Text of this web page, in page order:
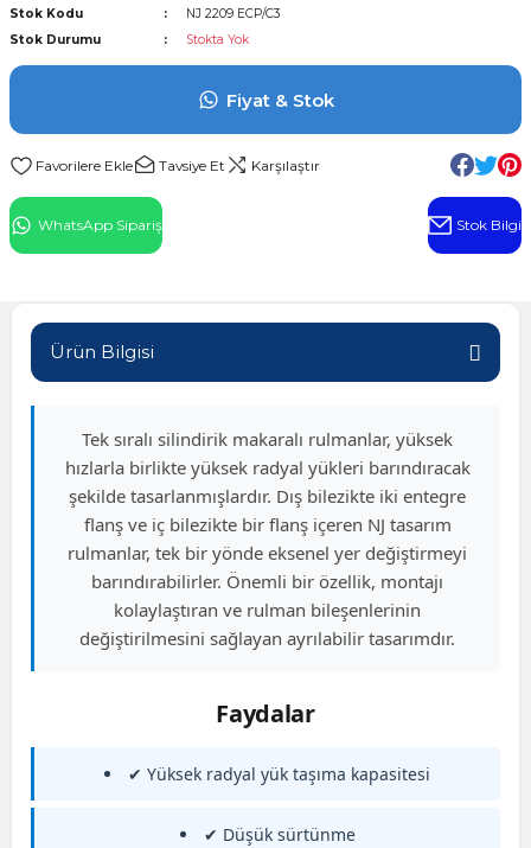
Rulman
Stok Kodu
NJ 2209 ECP/C3
Stok Durumu
Stokta Yok
Fiyat & Stok
Tavsiye Et Karşılaştır
WhatsApp Sipariş Stok Bilgi
Ürün Bilgisi
Tek sıralı silindirik makaralı rulmanlar, yüksek
hızlarla birlikte yüksek radyal yükleri barındıracak
şekilde tasarlanmışlardır. Dış bilezikte iki entegre
flanş ve iç bilezikte bir flanş içeren NJ tasarım
rulmanlar, tek bir yönde eksenel yer değiştirmeyi
barındırabilirler. Önemli bir özellik, montajı
kolaylaştıran ve rulman bileşenlerinin
değiştirilmesini sağlayan ayrılabilir tasarımdır.
Faydalar
✔ Yüksek radyal yük taşıma kapasitesi
✔ Düşük sürtünme